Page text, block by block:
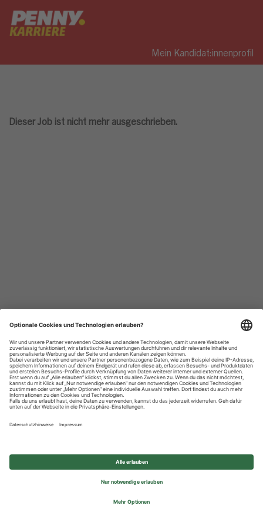
Mein Kandidat:innenprofil
Dieser Job ist nicht mehr ausgeschrieben.
Datenschutzhinweise
Impressum
Privatsphäre-Einstellungen
© 2026 REWE Group - All rights reserved